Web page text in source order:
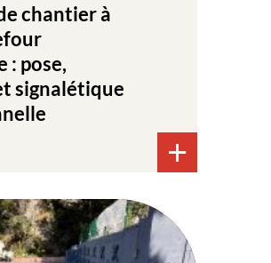
chantier à
: pose,
signalétique